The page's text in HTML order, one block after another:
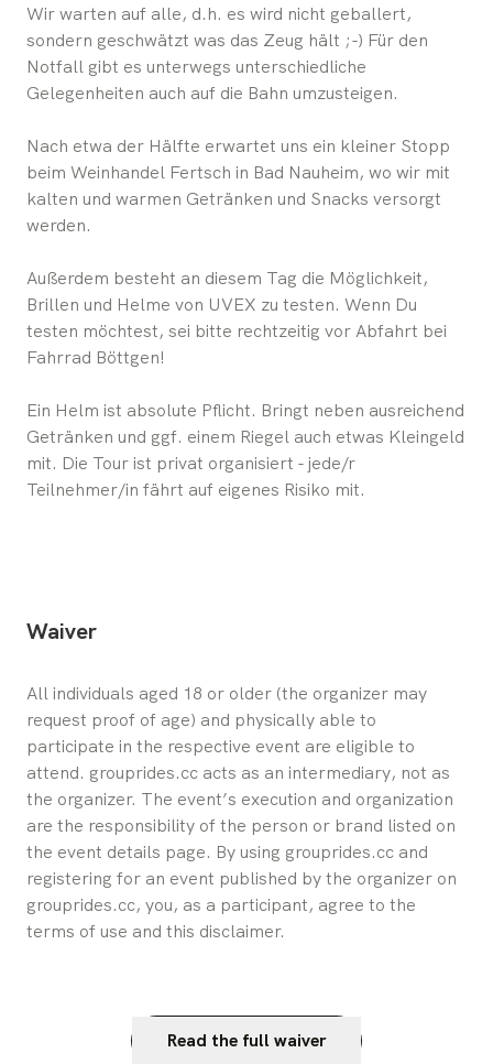
Wir warten auf alle, d.h. es wird nicht geballert,
sondern geschwätzt was das Zeug hält ;-) Für den
Notfall gibt es unterwegs unterschiedliche
Gelegenheiten auch auf die Bahn umzusteigen.
Nach etwa der Hälfte erwartet uns ein kleiner Stopp
beim Weinhandel Fertsch in Bad Nauheim, wo wir mit
kalten und warmen Getränken und Snacks versorgt
werden.
Außerdem besteht an diesem Tag die Möglichkeit,
Brillen und Helme von UVEX zu testen. Wenn Du
testen möchtest, sei bitte rechtzeitig vor Abfahrt bei
Fahrrad Böttgen!
Ein Helm ist absolute Pflicht. Bringt neben ausreichend
Getränken und ggf. einem Riegel auch etwas Kleingeld
mit. Die Tour ist privat organisiert - jede/r
Teilnehmer/in fährt auf eigenes Risiko mit.
Waiver
All individuals aged 18 or older (the organizer may
request proof of age) and physically able to
participate in the respective event are eligible to
attend. grouprides.cc acts as an intermediary, not as
the organizer. The event’s execution and organization
are the responsibility of the person or brand listed on
the event details page. By using grouprides.cc and
registering for an event published by the organizer on
grouprides.cc, you, as a participant, agree to the
terms of use and this disclaimer.
Read the full waiver